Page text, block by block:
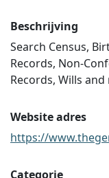
Beschrijving
Search Census,
Records, Non-
Records, Wills and
Website adres
https://
Categorie